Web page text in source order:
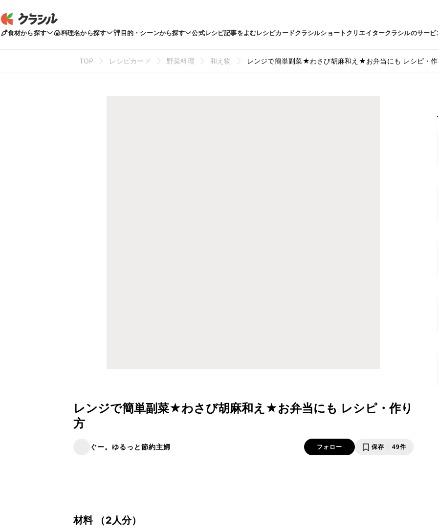
食材から探す 料理名から探す 目的・シーンから探す 公式レシピ記事をよむレシピカードクラシルショートクリエイタークラシルのサービ
TOP レシピカード 野菜料理 和え物 レンジで簡単副菜★わさび胡麻和え★お弁当にも レシピ・
レンジで簡単副菜★わさび胡麻和え★お弁当にも レシピ・作り
方
ぐー。ゆるっと節約主婦 フォロー 保存 49件
材料 （2人分）